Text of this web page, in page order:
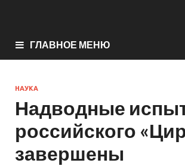
ГЛАВНОЕ МЕНЮ
НАУКА
Надводные
российского
завершены